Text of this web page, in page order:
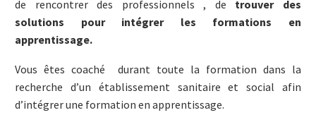
de rencontrer des professionnels , de trouver des
solutions pour intégrer les formations en
apprentissage.
Vous êtes coaché durant toute la formation dans la
recherche d’un établissement sanitaire et social afin
d’intégrer une formation en apprentissage.